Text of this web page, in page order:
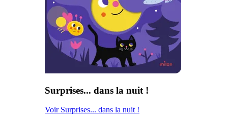
Surprises... dans la nuit !
Voir Surprises... dans la nuit !